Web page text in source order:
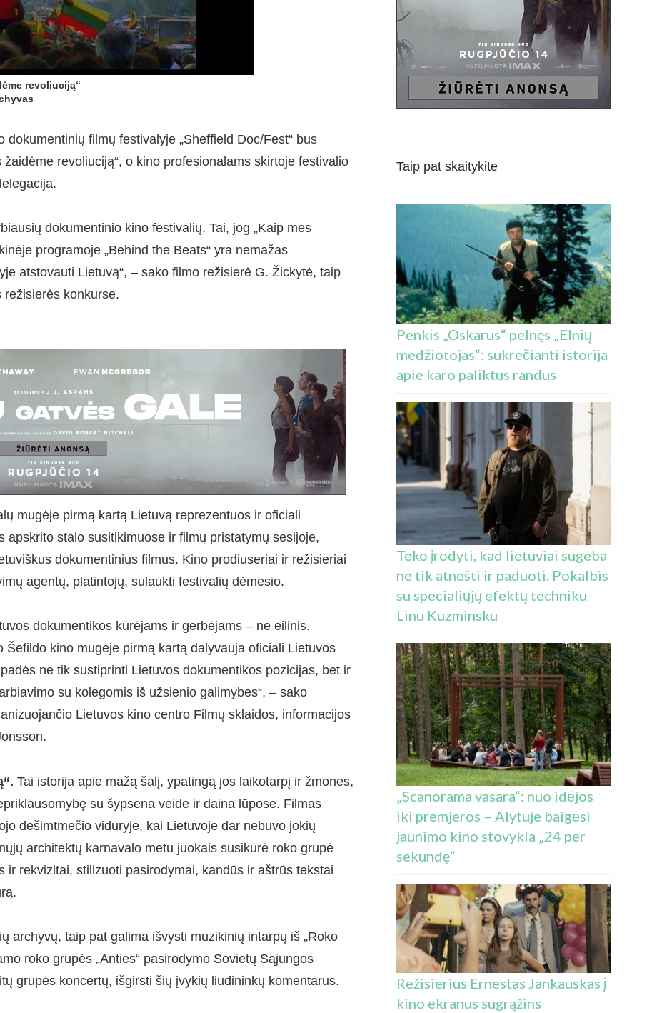
revoliuciją“
filmų festivalyje „Sheffield Doc/Fest“ bus
revoliuciją“, o kino profesionalams skirtoje festivalio
dokumentinio kino festivalių. Tai, jog „Kaip mes
programoje „Behind the Beats“ yra nemažas
atstovauti Lietuvą“, – sako filmo režisierė G. Žickytė, taip
konkurse.
mugėje pirmą kartą Lietuvą reprezentuos ir oficiali
stalo susitikimuose ir filmų pristatymų sesijoje,
dokumentinius filmus. Kino prodiuseriai ir režisieriai
agentų, platintojų, sulaukti festivalių dėmesio.
dokumentikos kūrėjams ir gerbėjams – ne eilinis.
kino mugėje pirmą kartą dalyvauja oficiali Lietuvos
ne tik sustiprinti Lietuvos dokumentikos pozicijas, bet ir
su kolegomis iš užsienio galimybes“, – sako
Lietuvos kino centro Filmų sklaidos, informacijos
Tai istorija apie mažą šalį, ypatingą jos laikotarpį ir žmones,
su šypsena veide ir daina lūpose. Filmas
dešimtmečio viduryje, kai Lietuvoje dar nebuvo jokių
architektų karnavalo metu juokais susikūrė roko grupė
ir rekvizitai, stilizuoti pasirodymai, kandūs ir aštrūs tekstai
archyvų, taip pat galima išvysti muzikinių intarpų iš „Roko
roko grupės „Anties“ pasirodymo Sovietų Sąjungos
grupės koncertų, išgirsti šių įvykių liudininkų komentarus.
Taip pat skaitykite
Penkis „Oskarus“ pelnęs „Elnių
medžiotojas“: sukrečianti istorija
apie karo paliktus randus
Teko įrodyti, kad lietuviai sugeba
ne tik atnešti ir paduoti. Pokalbis
su specialiųjų efektų techniku
Linu Kuzminsku
„Scanorama vasara“: nuo idėjos
iki premjeros – Alytuje baigėsi
jaunimo kino stovykla „24 per
sekundę“
Režisierius Ernestas Jankauskas į
kino ekranus sugrąžins